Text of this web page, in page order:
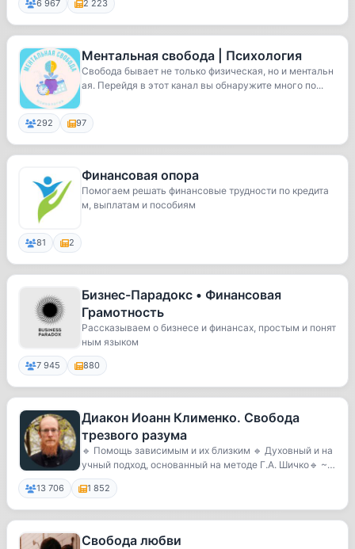
6 967 2 223
Ментальная свобода | Психология
Свобода бывает не только физическая, но и ментальн
ая. Перейдя в этот канал вы обнаружите много по...
292 97
Финансовая опора
Помогаем решать финансовые трудности по кредита
м, выплатам и пособиям
81 2
Бизнес-Парадокс • Финансовая
Грамотность
Рассказываем о бизнесе и финансах, простым и понят
ным языком
7 945 880
Диакон Иоанн Клименко. Свобода
трезвого разума
🔹 Помощь зависимым и их близким 🔹 Духовный и на
учный подход, основанный на методе Г.А. Шичко🔹 ~7
5...
13 706 1 852
Свобода любви